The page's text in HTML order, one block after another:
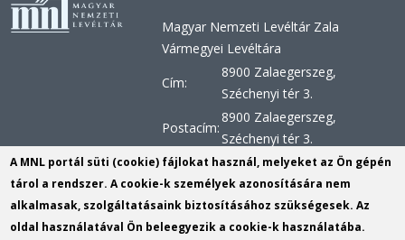
Magyar Nemzeti Levéltár Zala
Vármegyei Levéltára
Cím:
8900 Zalaegerszeg,
Széchenyi tér 3.
Postacím:
8900 Zalaegerszeg,
Széchenyi tér 3.
Telefon:
+36 92 510 030, +36 92 598
956, +36 92 598 957
Telefax:
+36 92 510 029
E-mail:
zvl@mnl.gov.hu(link
A MNL portál süti (cookie) fájlokat használ, melyeket az Ön gépén
tárol a rendszer. A cookie-k személyek azonosítására nem
alkalmasak, szolgáltatásaink biztosításához szükségesek. Az
oldal használatával Ön beleegyezik a cookie-k használatába.